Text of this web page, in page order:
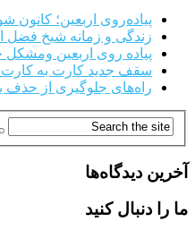
پیاده‌روی اربعین؛ کانون
زندگی و زمانه شیخ فضل
پیاده روی اربعین ومشکل
سقف جدید کارت به کارت
راه‌های جلوگیری از حذف
آخرین دیدگاه‌ها
ما را دنبال کنید